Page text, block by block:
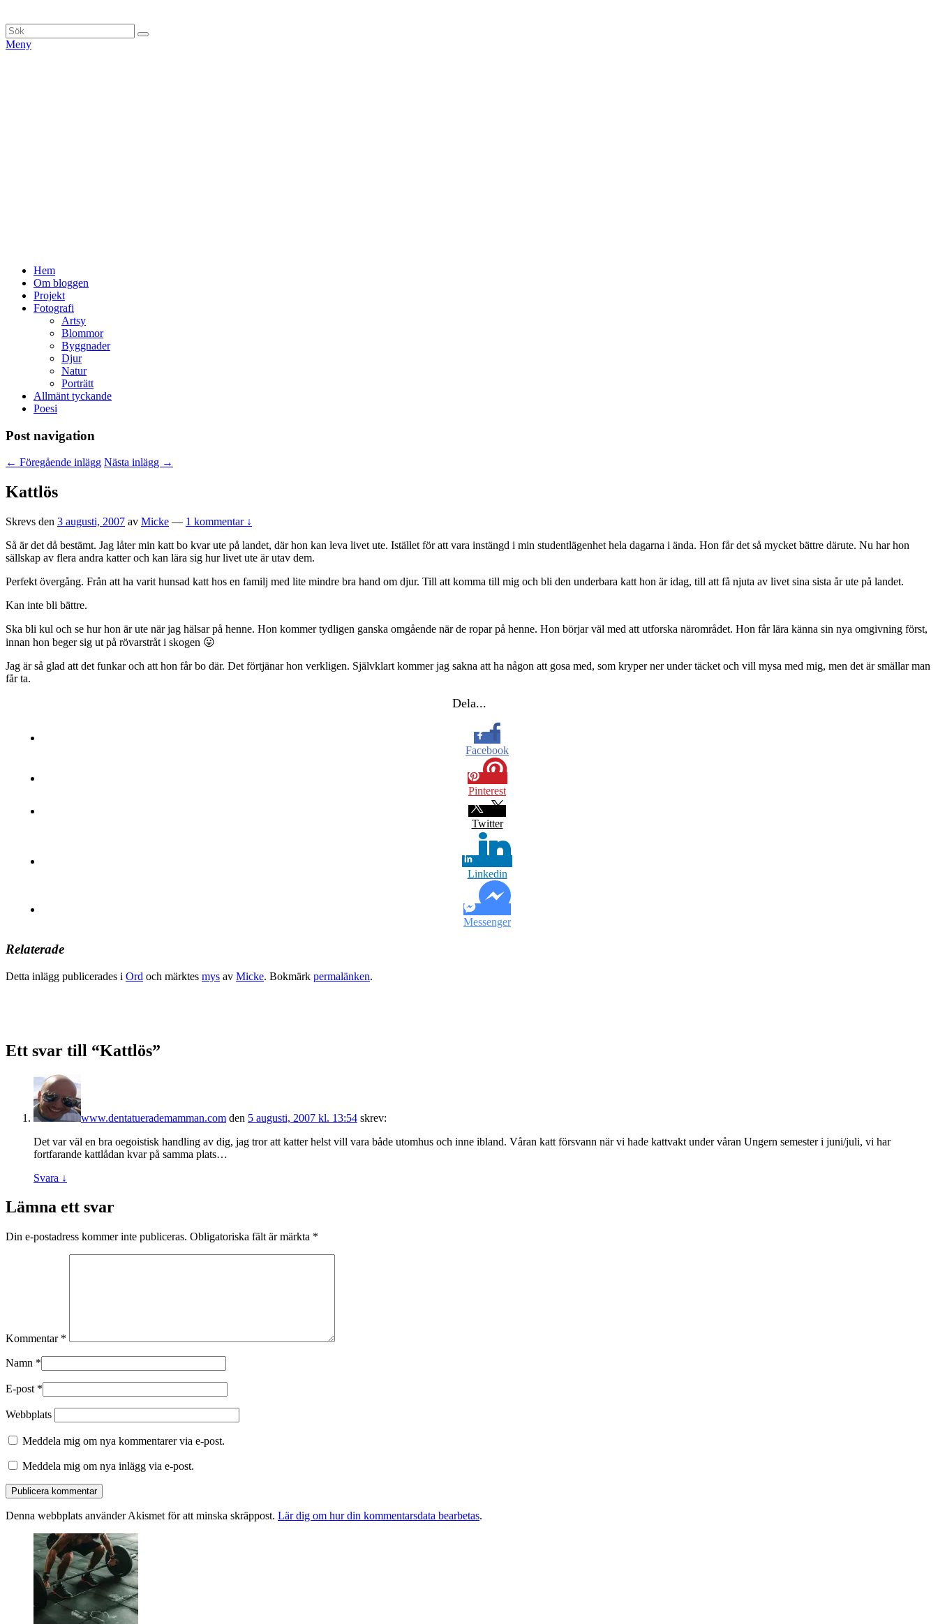
till
innehåll
Sök
efter:
Sök
Meny
Primär
meny
Hem
Om bloggen
Projekt
Fotografi
Artsy
Blommor
Byggnader
Djur
Natur
Porträtt
Allmänt tyckande
Poesi
Post navigation
← Föregående inlägg Nästa inlägg →
Kattlös
Skrevs den 3 augusti, 2007 av Micke — 1 kommentar ↓
Så är det då bestämt. Jag låter min katt bo kvar ute på landet, där hon kan leva livet ute. Istället för att vara instängd i min studentlägenhet hela dagarna i ända. Hon får det så mycket bättre därute. Nu har hon
sällskap av flera andra katter och kan lära sig hur livet ute är utav dem.
Perfekt övergång. Från att ha varit hunsad katt hos en familj med lite mindre bra hand om djur. Till att komma till mig och bli den underbara katt hon är idag, till att få njuta av livet sina sista år ute på landet.
Kan inte bli bättre.
Ska bli kul och se hur hon är ute när jag hälsar på henne. Hon kommer tydligen ganska omgående när de ropar på henne. Hon börjar väl med att utforska närområdet. Hon får lära känna sin nya omgivning först,
innan hon beger sig ut på rövarstråt i skogen 😛
Jag är så glad att det funkar och att hon får bo där. Det förtjänar hon verkligen. Självklart kommer jag sakna att ha någon att gosa med, som kryper ner under täcket och vill mysa med mig, men det är smällar man
får ta.
Dela...
Facebook
Pinterest
Twitter
Linkedin
Messenger
Relaterade
Detta inlägg publicerades i Ord och märktes mys av Micke. Bokmärk permalänken.
Ett svar till “Kattlös”
www.dentatuerademamman.com den 5 augusti, 2007 kl. 13:54 skrev:
Det var väl en bra oegoistisk handling av dig, jag tror att katter helst vill vara både utomhus och inne ibland. Våran katt försvann när vi hade kattvakt under våran Ungern semester i juni/juli, vi har
fortfarande kattlådan kvar på samma plats…
Svara ↓
Lämna ett svar
Din e-postadress kommer inte publiceras. Obligatoriska fält är märkta *
Kommentar *
Namn *
E-post *
Webbplats
Meddela mig om nya kommentarer via e-post.
Meddela mig om nya inlägg via e-post.
Denna webbplats använder Akismet för att minska skräppost. Lär dig om hur din kommentarsdata bearbetas.
Primära
sidofältet
Widget
område